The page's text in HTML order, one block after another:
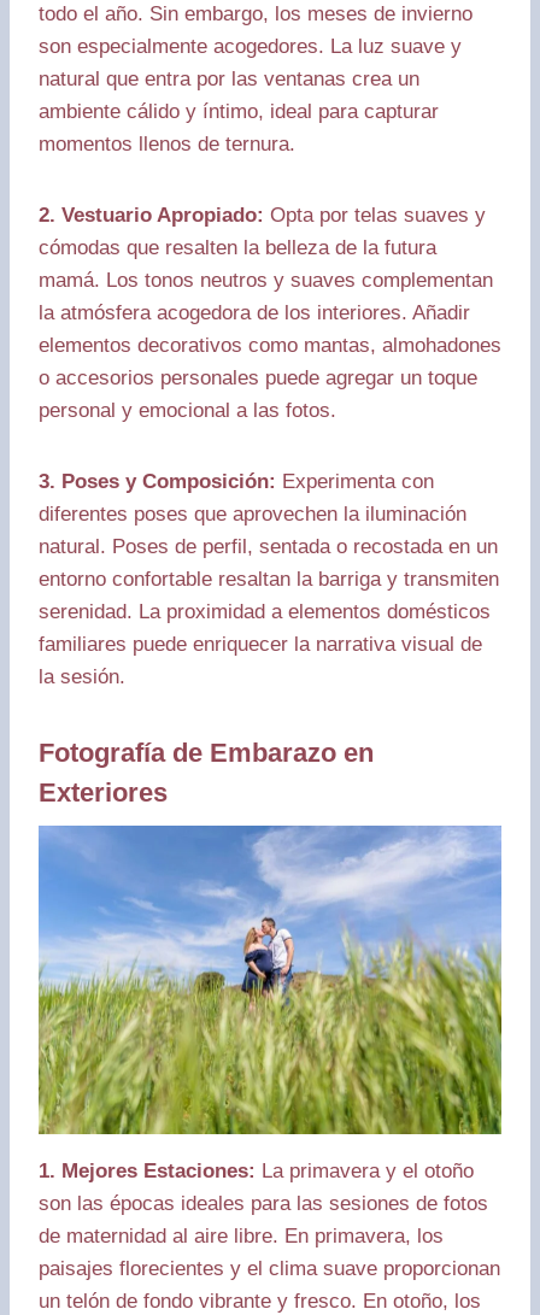
todo el año. Sin embargo, los meses de invierno
son especialmente acogedores. La luz suave y
natural que entra por las ventanas crea un
ambiente cálido y íntimo, ideal para capturar
momentos llenos de ternura.
2. Vestuario Apropiado: Opta por telas suaves y
cómodas que resalten la belleza de la futura
mamá. Los tonos neutros y suaves complementan
la atmósfera acogedora de los interiores. Añadir
elementos decorativos como mantas, almohadones
o accesorios personales puede agregar un toque
personal y emocional a las fotos.
3. Poses y Composición: Experimenta con
diferentes poses que aprovechen la iluminación
natural. Poses de perfil, sentada o recostada en un
entorno confortable resaltan la barriga y transmiten
serenidad. La proximidad a elementos domésticos
familiares puede enriquecer la narrativa visual de
la sesión.
Fotografía de Embarazo en
Exteriores
1. Mejores Estaciones: La primavera y el otoño
son las épocas ideales para las sesiones de fotos
de maternidad al aire libre. En primavera, los
paisajes florecientes y el clima suave proporcionan
un telón de fondo vibrante y fresco. En otoño, los